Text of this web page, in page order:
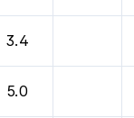
3.4
5.0